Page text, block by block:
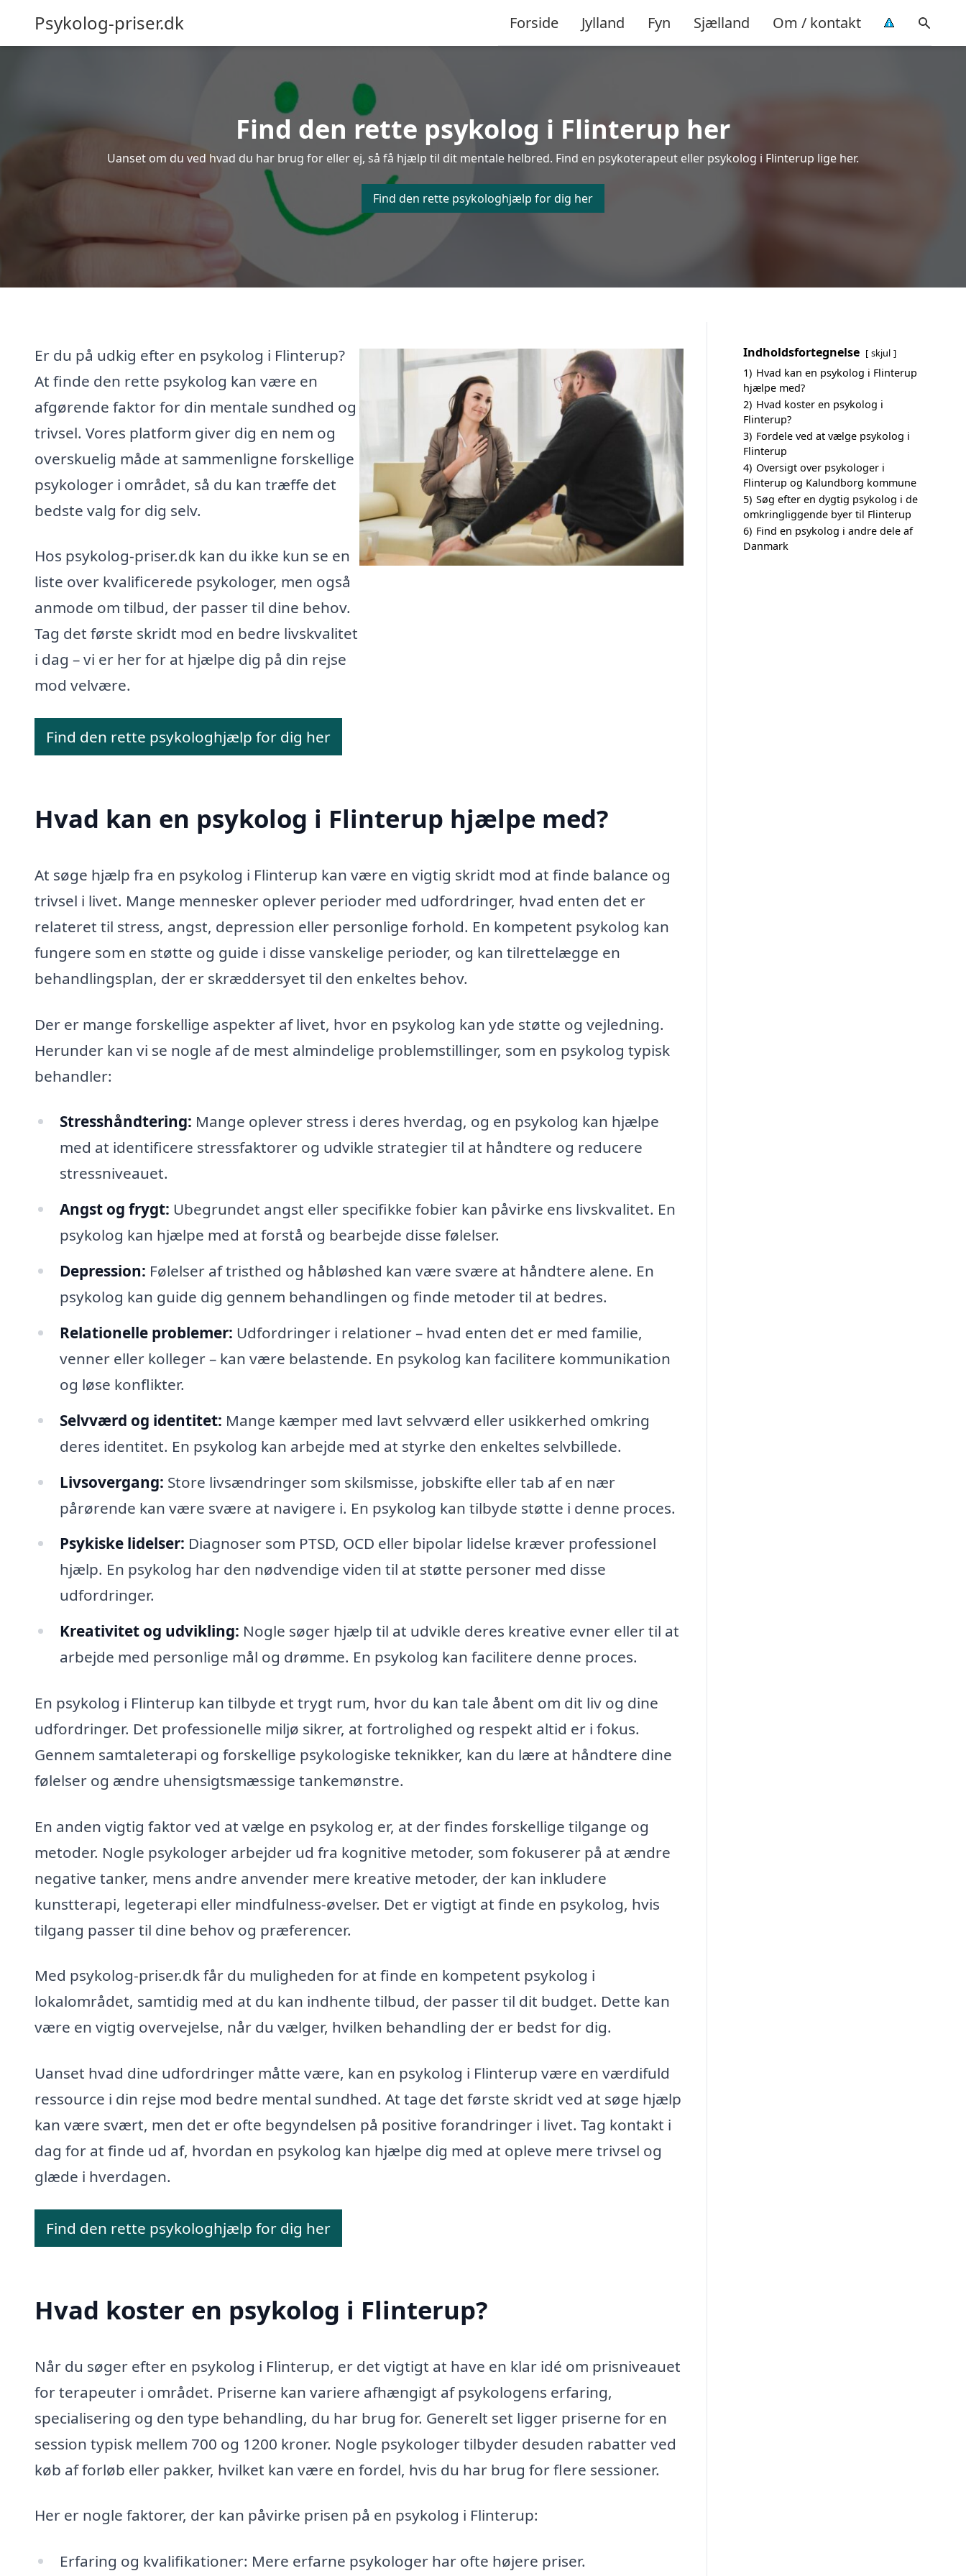
Psykolog-priser.dk Forside Jylland Fyn Sjælland Om / kontakt
Find den rette psykolog i Flinterup her
Uanset om du ved hvad du har brug for eller ej, så få hjælp til dit mentale helbred. Find en psykoterapeut eller psykolog i Flinterup lige her.
Find den rette psykologhjælp for dig her
Er du på udkig efter en psykolog i Flinterup?
At finde den rette psykolog kan være en
afgørende faktor for din mentale sundhed og
trivsel. Vores platform giver dig en nem og
overskuelig måde at sammenligne forskellige
psykologer i området, så du kan træffe det
bedste valg for dig selv.
Hos psykolog-priser.dk kan du ikke kun se en
liste over kvalificerede psykologer, men også
anmode om tilbud, der passer til dine behov.
Tag det første skridt mod en bedre livskvalitet
i dag – vi er her for at hjælpe dig på din rejse
mod velvære.
Find den rette psykologhjælp for dig her
Hvad kan en psykolog i Flinterup hjælpe med?
At søge hjælp fra en psykolog i Flinterup kan være en vigtig skridt mod at finde balance og
trivsel i livet. Mange mennesker oplever perioder med udfordringer, hvad enten det er
relateret til stress, angst, depression eller personlige forhold. En kompetent psykolog kan
fungere som en støtte og guide i disse vanskelige perioder, og kan tilrettelægge en
behandlingsplan, der er skræddersyet til den enkeltes behov.
Der er mange forskellige aspekter af livet, hvor en psykolog kan yde støtte og vejledning.
Herunder kan vi se nogle af de mest almindelige problemstillinger, som en psykolog typisk
behandler:
Stresshåndtering: Mange oplever stress i deres hverdag, og en psykolog kan hjælpe
med at identificere stressfaktorer og udvikle strategier til at håndtere og reducere
stressniveauet.
Angst og frygt: Ubegrundet angst eller specifikke fobier kan påvirke ens livskvalitet. En
psykolog kan hjælpe med at forstå og bearbejde disse følelser.
Depression: Følelser af tristhed og håbløshed kan være svære at håndtere alene. En
psykolog kan guide dig gennem behandlingen og finde metoder til at bedres.
Relationelle problemer: Udfordringer i relationer – hvad enten det er med familie,
venner eller kolleger – kan være belastende. En psykolog kan facilitere kommunikation
og løse konflikter.
Selvværd og identitet: Mange kæmper med lavt selvværd eller usikkerhed omkring
deres identitet. En psykolog kan arbejde med at styrke den enkeltes selvbillede.
Livsovergang: Store livsændringer som skilsmisse, jobskifte eller tab af en nær
pårørende kan være svære at navigere i. En psykolog kan tilbyde støtte i denne proces.
Psykiske lidelser: Diagnoser som PTSD, OCD eller bipolar lidelse kræver professionel
hjælp. En psykolog har den nødvendige viden til at støtte personer med disse
udfordringer.
Kreativitet og udvikling: Nogle søger hjælp til at udvikle deres kreative evner eller til at
arbejde med personlige mål og drømme. En psykolog kan facilitere denne proces.
En psykolog i Flinterup kan tilbyde et trygt rum, hvor du kan tale åbent om dit liv og dine
udfordringer. Det professionelle miljø sikrer, at fortrolighed og respekt altid er i fokus.
Gennem samtaleterapi og forskellige psykologiske teknikker, kan du lære at håndtere dine
følelser og ændre uhensigtsmæssige tankemønstre.
En anden vigtig faktor ved at vælge en psykolog er, at der findes forskellige tilgange og
metoder. Nogle psykologer arbejder ud fra kognitive metoder, som fokuserer på at ændre
negative tanker, mens andre anvender mere kreative metoder, der kan inkludere
kunstterapi, legeterapi eller mindfulness-øvelser. Det er vigtigt at finde en psykolog, hvis
tilgang passer til dine behov og præferencer.
Med psykolog-priser.dk får du muligheden for at finde en kompetent psykolog i
lokalområdet, samtidig med at du kan indhente tilbud, der passer til dit budget. Dette kan
være en vigtig overvejelse, når du vælger, hvilken behandling der er bedst for dig.
Uanset hvad dine udfordringer måtte være, kan en psykolog i Flinterup være en værdifuld
ressource i din rejse mod bedre mental sundhed. At tage det første skridt ved at søge hjælp
kan være svært, men det er ofte begyndelsen på positive forandringer i livet. Tag kontakt i
dag for at finde ud af, hvordan en psykolog kan hjælpe dig med at opleve mere trivsel og
glæde i hverdagen.
Find den rette psykologhjælp for dig her
Hvad koster en psykolog i Flinterup?
Når du søger efter en psykolog i Flinterup, er det vigtigt at have en klar idé om prisniveauet
for terapeuter i området. Priserne kan variere afhængigt af psykologens erfaring,
specialisering og den type behandling, du har brug for. Generelt set ligger priserne for en
session typisk mellem 700 og 1200 kroner. Nogle psykologer tilbyder desuden rabatter ved
køb af forløb eller pakker, hvilket kan være en fordel, hvis du har brug for flere sessioner.
Her er nogle faktorer, der kan påvirke prisen på en psykolog i Flinterup:
Erfaring og kvalifikationer: Mere erfarne psykologer har ofte højere priser.
Indholdsfortegnelse skjul
1) Hvad kan en psykolog i Flinterup
hjælpe med?
2) Hvad koster en psykolog i
Flinterup?
3) Fordele ved at vælge psykolog i
Flinterup
4) Oversigt over psykologer i
Flinterup og Kalundborg kommune
5) Søg efter en dygtig psykolog i de
omkringliggende byer til Flinterup
6) Find en psykolog i andre dele af
Danmark